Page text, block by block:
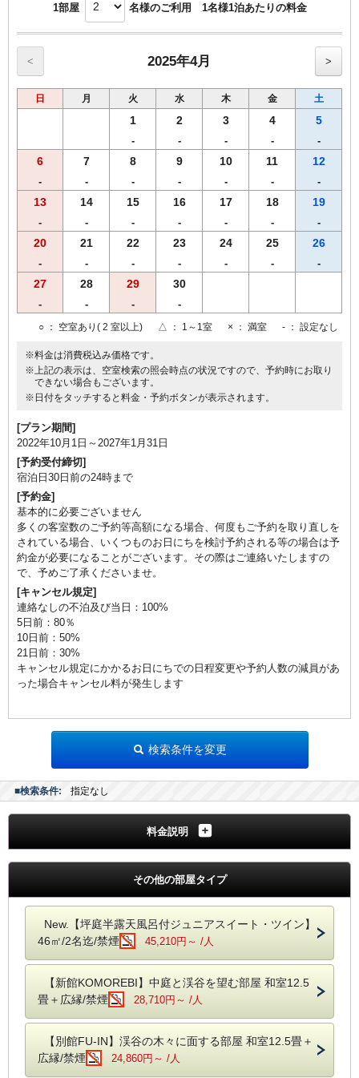
※備考欄にご希望のコースをご記入ください（グループ統一）
※差額は現地にてご精算いただきます
※ご予約確定後のグレードアップ変更は特別価格の適用対象外となります
━ ご朝食 ━ 『伊賀のおいしい朝ごはん』
体にやさしい、郷土色あふれる和朝食
渓谷に囲まれた静かな空間で、湯上がりや読書とともにどうぞ
【15:30ー20:30】カクテルタイム
【8:15ー10:00】モーニングタイム
━ 温泉 ━ 伊賀忍者ゆかり『隠れの湯』
2024年リニューアルの大浴場＆露天風呂
森と風に包まれる湯浴みと、湯上がりラウンジ
━ ダイニング ━『TAKI-NOBE』
赤目の山並みを望むダイニングで、四季折々の美食を五感で。
━ アクセス・観光 ━
室生寺・長谷寺も好アクセスの観光拠点に
―――
― 諸注意 ―
※通常プランとキャンセル規定が異なります
※お料理アップグレードはご予約時にご申請ください
★Michelin Guide 愛知・岐阜・三重2019 特別版「3つ星」宿選出
For customers residing overseas and foreign nationals residing in
Japan, we kindly request that reservations be made with advance
credit card payment only. If a reservation is made with on-site
payment, it will need to be resubmitted as a reservation with credit
card payment.
✳︎✳︎豆情報✳︎✳︎
旅の拠点にするには絶好の旅館です！
だからこそ、行動範囲も広がる！
そうすることで、旅行の工程も組みやすくなります！
～赤目・名張～
◇赤目四十八滝まで歩いて5分 その後、一番奥の滝まで往復3～4時間
◇忍者修行の森「忍者の森」まで歩いて1分
◇青蓮寺ぶどう狩り・いちご狩りまで車で約15分
◇名張藤堂家まで車で約15分
～伊賀方面へ（お隣のまちです）～
◇伊賀上野城まで車で約40分
◇伊賀流忍者博物館まで車で約40分
◇だんじり会館まで車で約40分
◇伊賀焼の里丸柱まで長谷製陶（長谷園）まで車で約80分
奈良・大阪方面 へ～
◇室生寺までは車で約25分
◇長谷寺までは車で約40分
◇奈良市内までは車で約90分
◇吉野の千本桜までは車で約70分
・セミダブルベッド（寝室）２台 シモンズ社製マットレス
・リビングルーム（６０インチ大型テレビ・ソファ２台＆オットマンチェ
ア＆ワーケーションデスク）と寝室のセパレートルーム
・ミニバー（冷蔵庫内飲み物はフリードリンク）
・スイート専用就寝用特注ルームウェア
こもれびの館4階（最上階確約）エグゼクティブフロア
■お願い
・全室禁煙
１階ロビーラウンジ横喫煙ルーム、中庭をご利用ください
■Wi-Fi
1部屋 名様のご利用 1名様1泊あたりの料金
< 2025年4月 >
日 月 火 水 木 金 土
1
-
2
-
3
-
4
-
5
-
6
-
7
-
8
-
9
-
10
-
11
-
12
-
13
-
14
-
15
-
16
-
17
-
18
-
19
-
20
-
21
-
22
-
23
-
24
-
25
-
26
-
27
-
28
-
29
-
30
-
○ ： 空室あり( 2 室以上) △ ： 1～1室 × ： 満室 - ： 設定なし
※料金は消費税込み価格です。
※上記の表示は、空室検索の照会時点の状況ですので、予約時にお取り
できない場合もございます。
※日付をタッチすると料金・予約ボタンが表示されます。
[プラン期間]
2022年10月1日～2027年1月31日
[予約受付締切]
宿泊日30日前の24時まで
[予約金]
基本的に必要ございません
多くの客室数のご予約等高額になる場合、何度もご予約を取り直しを
されている場合、いくつものお日にちを検討予約される等の場合は予
約金が必要になることがございます。その際はご連絡いたしますの
で、予めご了承くださいませ。
[キャンセル規定]
連絡なしの不泊及び当日：100%
5日前：80％
10日前：50%
21日前：30%
キャンセル規定にかかるお日にちでの日程変更や予約人数の減員があ
った場合キャンセル料が発生します
検索条件を変更
■検索条件: 指定なし
料金説明
その他の部屋タイプ
New.【坪庭半露天風呂付ジュニアスイート・ツイン】
46㎡/2名迄/禁煙
45,210円～ /人
【新館KOMOREBI】中庭と渓谷を望む部屋 和室12.5
畳＋広縁/禁煙
28,710円～ /人
【別館FU-IN】渓谷の木々に面する部屋 和室12.5畳＋
広縁/禁煙
24,860円～ /人